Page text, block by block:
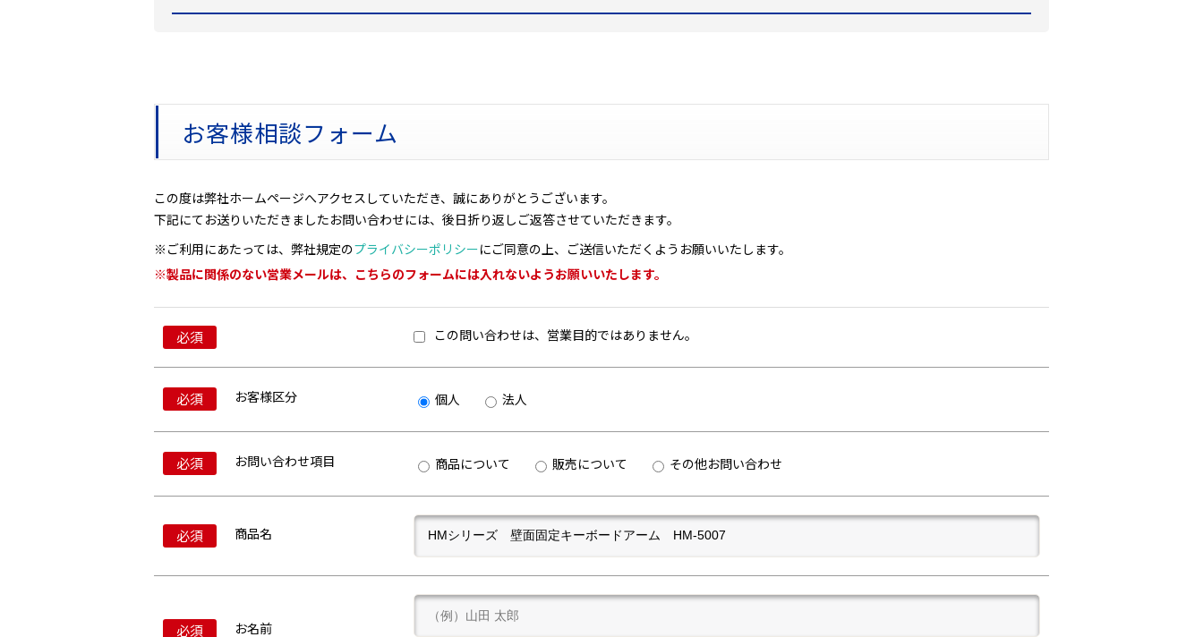
お客様相談フォーム
この度は弊社ホームページへアクセスしていただき、誠にありがとうございます。
下記にてお送りいただきましたお問い合わせには、後日折り返しご返答させていただきます。
※ご利用にあたっては、弊社規定のプライバシーポリシーにご同意の上、ご送信いただくようお願いいたします。
※製品に関係のない営業メールは、こちらのフォームには入れないようお願いいたします。
必須 この問い合わせは、営業目的ではありません。
必須 お客様区分 個人 法人
必須 お問い合わせ項目 商品について 販売について その他お問い合わせ
必須 商品名
必須
お名前